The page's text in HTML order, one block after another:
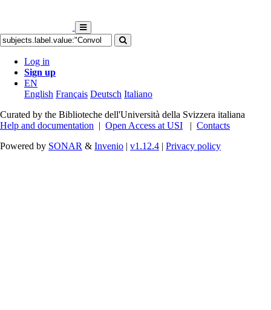
Log in
Sign up
EN
English Français Deutsch Italiano
Curated by the Biblioteche dell'Università della Svizzera italiana
Help and documentation | Open Access at USI | Contacts
Powered by SONAR & Invenio | v1.12.4 | Privacy policy